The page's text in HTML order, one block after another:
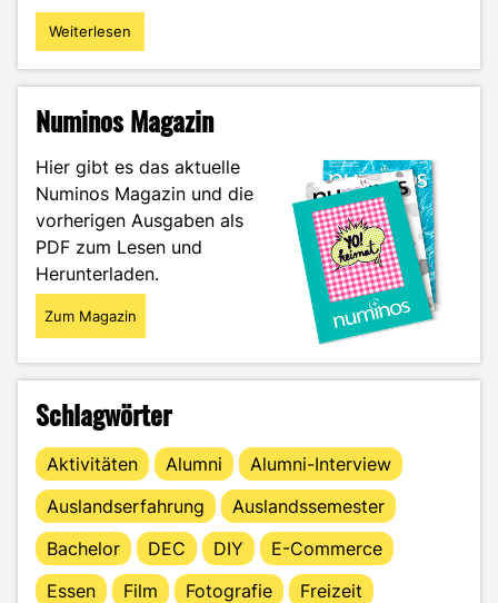
"Medien-
Planspiel
Glück
Spielgeld“"
Weiterlesen
Numinos Magazin
Hier gibt es das aktuelle
Numinos Magazin und die
vorherigen Ausgaben als
PDF zum Lesen und
Herunterladen.
Zum Magazin
Schlagwörter
Aktivitäten Alumni
Alumni-Interview
Auslandserfahrung
Auslandssemester
Bachelor
DEC DIY
E-Commerce
Essen
Film Fotografie
Freizeit